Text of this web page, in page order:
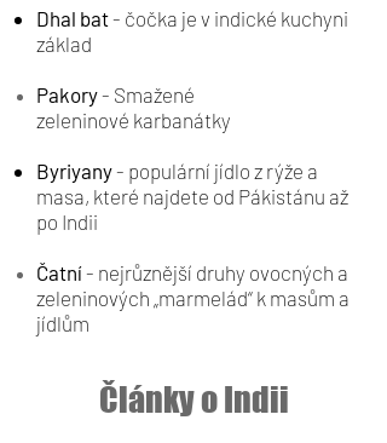
Dhal bat- čočka je v indické kuchyni
základ
Pakory- Smažené
zeleninové karbanátky
Byriyany- populární jídlo z rýže a
masa, které najdete od Pákistánu až
po Indii
​Čatní- nejrůznější druhy ovocných a
zeleninových „marmelád“ k masům a
jídlům
Články o Indii